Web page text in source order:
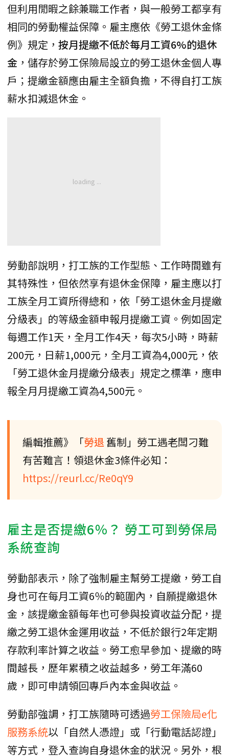
但利用閒暇之餘兼職工作者，與一般勞工都享有
相同的勞動權益保障。雇主應依《勞工退休金條
例》規定， 按月提繳不低於每月工資6%的退休
金 ，儲存於勞工保險局設立的勞工退休金個人專
戶；提繳金額應由雇主全額負擔，不得自打工族
薪水扣減退休金。
勞動部說明，打工族的工作型態、工作時間雖有
其特殊性，但依然享有退休金保障，雇主應以打
工族全月工資所得總和，依「勞工退休金月提繳
分級表」的等級金額申報月提繳工資。例如固定
每週工作1天，全月工作4天，每次5小時，時薪
200元，日薪1,000元，全月工資為4,000元，依
「勞工退休金月提繳分級表」規定之標準，應申
報全月月提繳工資為4,500元。
編輯推薦》「勞退舊制」勞工遇老闆刁難
有苦難言！領退休金3條件必知：
https://reurl.cc/Re0qY9
雇主是否提繳6％？ 勞工可到勞保局
系統查詢
勞動部表示，除了強制雇主幫勞工提繳，勞工自
身也可在每月工資6％的範圍內，自願提繳退休
金，該提繳金額每年也可參與投資收益分配，提
繳之勞工退休金運用收益，不低於銀行2年定期
存款利率計算之收益。勞工愈早參加、提繳的時
間越長，歷年累積之收益越多，勞工年滿60
歲，即可申請領回專戶內本金與收益。
勞動部強調，打工族隨時可透過勞工保險局e化
服務系統以「自然人憑證」或「行動電話認證」
等方式，登入查詢自身退休金的狀況。另外，根